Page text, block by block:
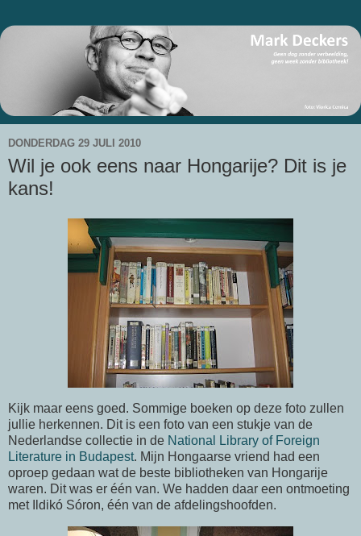
DONDERDAG 29 JULI 2010
Wil je ook eens naar Hongarije? Dit is je
kans!
Kijk maar eens goed. Sommige boeken op deze foto zullen
jullie herkennen. Dit is een foto van een stukje van de
Nederlandse collectie in de National Library of Foreign
Literature in Budapest. Mijn Hongaarse vriend had een
oproep gedaan wat de beste bibliotheken van Hongarije
waren. Dit was er één van. We hadden daar een ontmoeting
met Ildikó Sóron, één van de afdelingshoofden.